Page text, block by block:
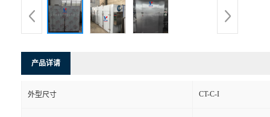
产品详请
外型尺寸 CT-C-I